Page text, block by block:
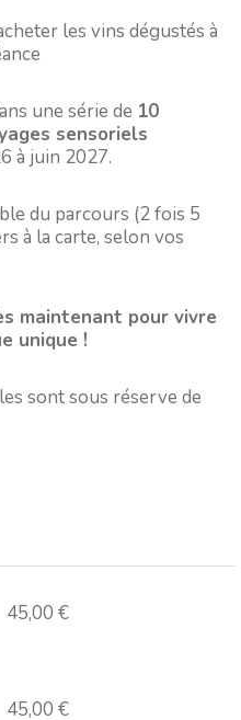
les vins dégustés à
une série de 10
sensoriels
à juin 2027.
du parcours (2 fois 5
à la carte, selon vos
maintenant pour vivre
unique !
sont sous réserve de
45,00 €
45,00 €